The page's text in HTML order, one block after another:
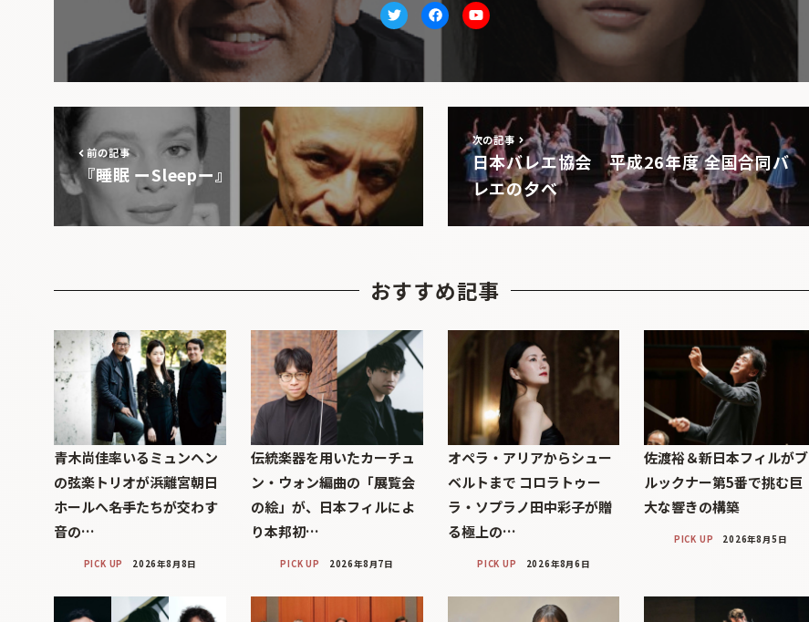
TwitterfacebookYoutube
前の記事
『睡眠 ーSleepー』
次の記事
日本バレエ協会 平成26年度 全国合同バ
レエの夕べ
おすすめ記事
青木尚佳率いるミュンヘン
の弦楽トリオが浜離宮朝日
ホールへ――名手たちが交わす
音の…
PICK UP 2026年8月8日
伝統楽器を用いたカーチュ
ン・ウォン編曲の「展覧会
の絵」が、日本フィルによ
り本邦初…
PICK UP 2026年8月7日
オペラ・アリアからシュー
ベルトまで コロラトゥー
ラ・ソプラノ田中彩子が贈
る極上の…
PICK UP 2026年8月6日
佐渡裕＆新日本フィルがブ
ルックナー第5番で挑む巨
大な響きの構築
PICK UP 2026年8月5日